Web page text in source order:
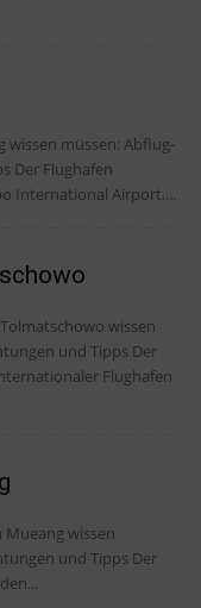
wissen müssen: Abflug-
International Airport,...
wissen
und Tipps Der
Flughafen
Mueang wissen
und Tipps Der